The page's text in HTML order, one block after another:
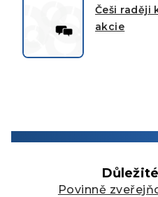
Češi raději
akcie
Povinně